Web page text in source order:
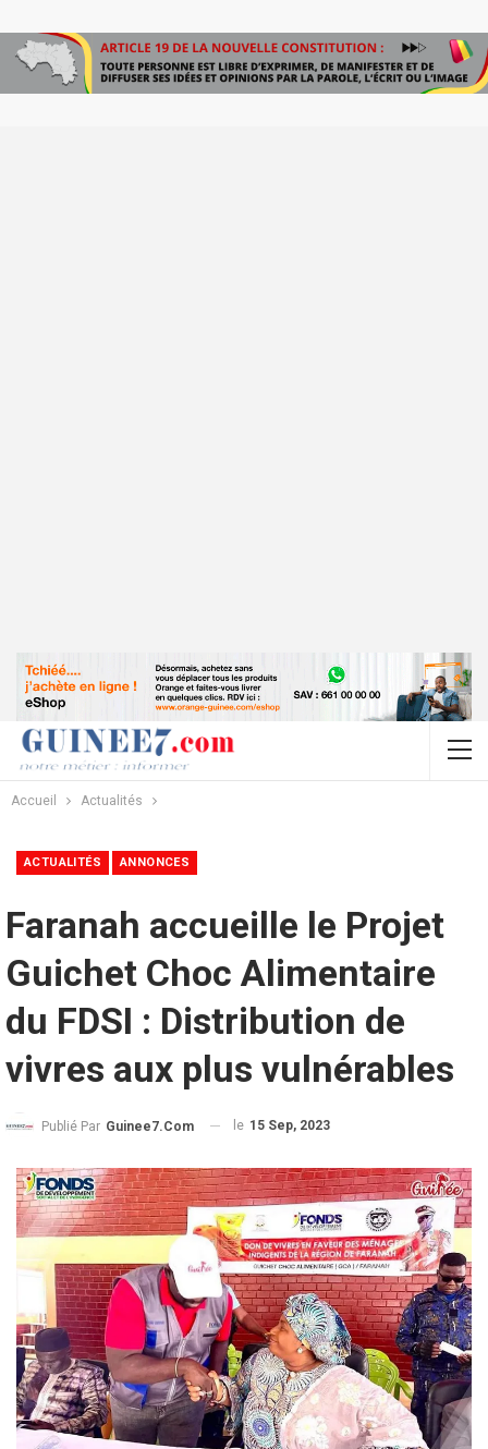
Accueil Actualités
ACTUALITÉS ANNONCES
Faranah accueille le Projet
Guichet Choc Alimentaire
du FDSI : Distribution de
vivres aux plus vulnérables
Publié Par Guinee7.com le 15 Sep, 2023